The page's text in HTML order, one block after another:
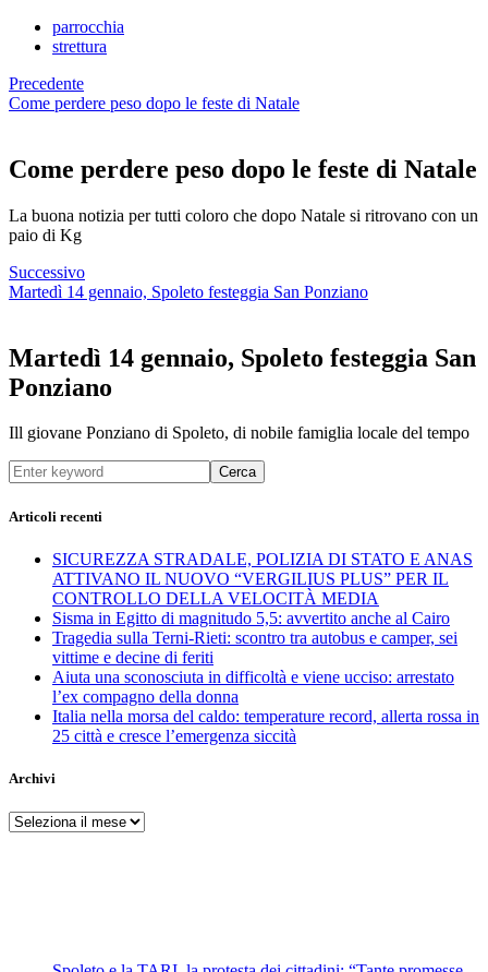
parrocchia
strettura
Precedente
Come perdere peso dopo le feste di Natale
Come perdere peso dopo le feste di Natale
La buona notizia per tutti coloro che dopo Natale si ritrovano con un
paio di Kg
Successivo
Martedì 14 gennaio, Spoleto festeggia San Ponziano
Martedì 14 gennaio, Spoleto festeggia San
Ponziano
Ill giovane Ponziano di Spoleto, di nobile famiglia locale del tempo
Cerca
Articoli recenti
SICUREZZA STRADALE, POLIZIA DI STATO E ANAS
ATTIVANO IL NUOVO “VERGILIUS PLUS” PER IL
CONTROLLO DELLA VELOCITÀ MEDIA
Sisma in Egitto di magnitudo 5,5: avvertito anche al Cairo
Tragedia sulla Terni-Rieti: scontro tra autobus e camper, sei
vittime e decine di feriti
Aiuta una sconosciuta in difficoltà e viene ucciso: arrestato
l’ex compagno della donna
Italia nella morsa del caldo: temperature record, allerta rossa in
25 città e cresce l’emergenza siccità
Archivi
Archivi